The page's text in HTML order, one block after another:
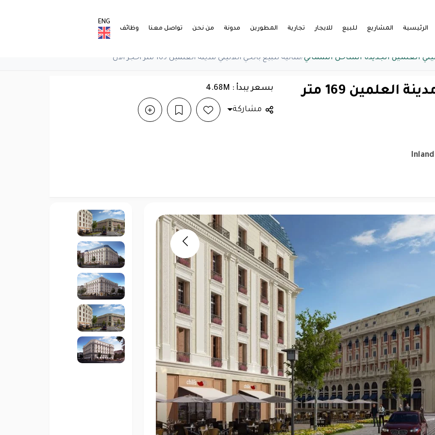
الرئيسية المشاريع للبيع للايجار تجارية المطورين مدونة من نحن تواصل معنا وظائف
ENG
العلمين الجديدة الساحل الشمالي/شاليه للبيع بالحي اللاتيني مدينة العلمين 169 متر احجز الآن
شاليه للبيع بالحي اللاتيني مدينة العلمين 169 متر
Inland
بسعر يبدأ : 4.68M
مشاركة
Previous